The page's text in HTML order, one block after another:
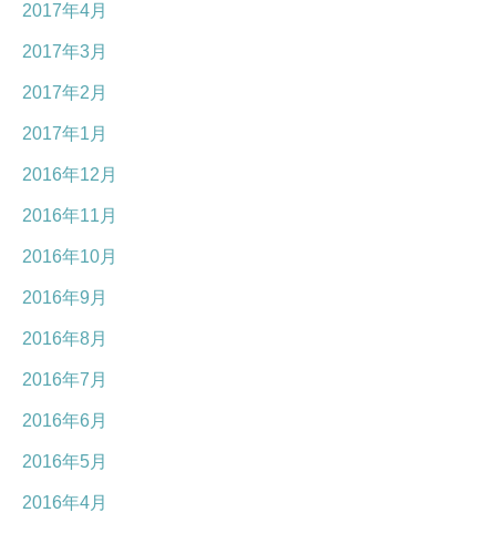
2017年4月
2017年3月
2017年2月
2017年1月
2016年12月
2016年11月
2016年10月
2016年9月
2016年8月
2016年7月
2016年6月
2016年5月
2016年4月